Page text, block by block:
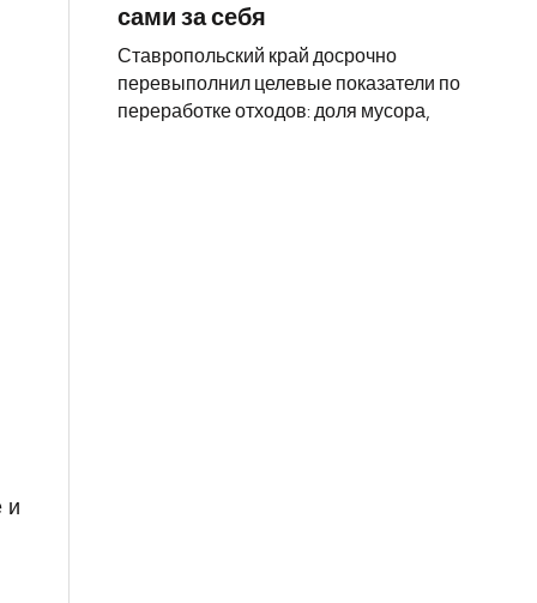
и
сами за себя
Ставропольский край досрочно
перевыполнил целевые показатели по
переработке отходов: доля мусора,